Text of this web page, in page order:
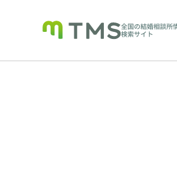
全国の結婚相談所
検索サイト